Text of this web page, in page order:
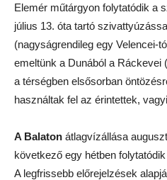
Elemér műtárgyon folytatódik a
július 13. óta tartó
(nagyságrendileg egy Velencei-
emeltünk a Dunából a Ráckevei
a térségben elsősorban
használtak fel az érintettek,
A Balaton átlagvízállása
következő egy hétben
A legfrissebb előrejelzések